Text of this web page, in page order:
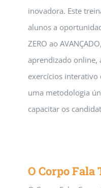
inovadora. Este
alunos a
ZERO ao
aprendizado online,
exercícios interativo
uma metodologia
capacitar os
O Corpo